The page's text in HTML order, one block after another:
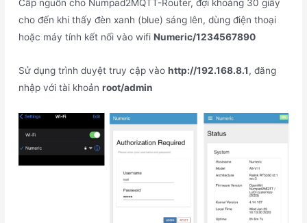
Cấp nguồn cho Numpad2MQTT-Router, đợi khoảng 30 giây
cho đến khi thấy đèn xanh (blue) sáng lên, dùng điện thoại
hoặc máy tính kết nối vào wifiNumeric/1234567890
Sử dụng trình duyệt truy cập vàohttp://192.168.8.1, đăng
nhập với tài khoảnroot/admin